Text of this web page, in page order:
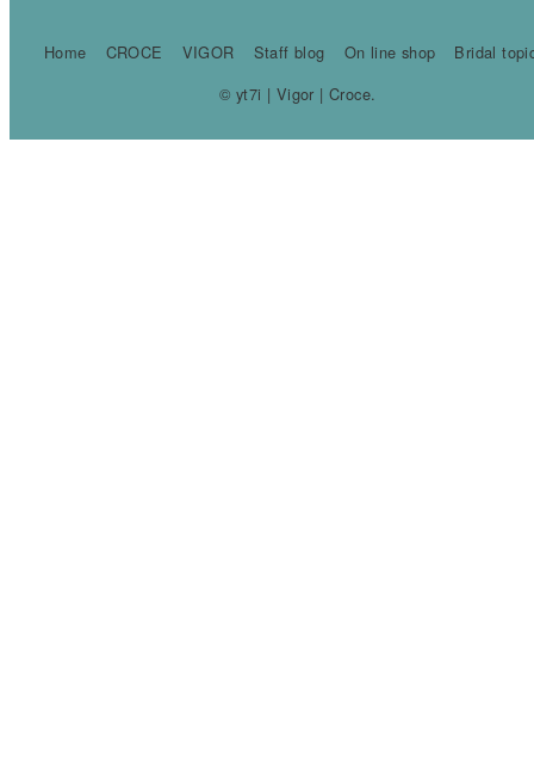
Home CROCE VIGOR Staff blog On line shop
Bridal
© yt7i | Vigor | Croce.